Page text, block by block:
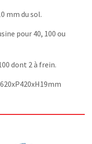
mm du sol.
pour 40, 100 ou
dont 2 à frein.